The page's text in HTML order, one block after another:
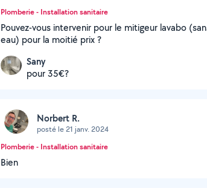
Plomberie - Installation sanitaire
Pouvez-vous intervenir pour le mitigeur lavabo
eau) pour la moitié prix ?
Sany
pour 35€?
Norbert R.
posté le 21 janv. 2024
Plomberie - Installation sanitaire
Bien